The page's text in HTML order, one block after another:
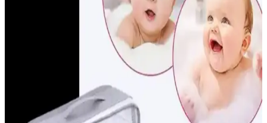
Bebeklerde Güvenli ve Nazik Burun Aspiratörü
Kullanımı: Seçim ve Uygulama İpuçları
Bebeklerde burun tıkanıklığını hafifletmek için güvenli ve nazik
burun aspiratörleri tercih edilmeli. Doğru kullanım ve hijyen
kurallarıyla bebeğin sağlığı korunur.
Dudak Şeklinde Emzikler: Kozmetik ve Estetikte
Yeni Trendler ve Tasarım Özellikleri